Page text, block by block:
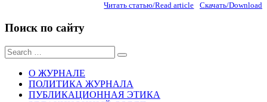
Читать статью/Read article Скачать/Download
Поиск по сайту
Sear
for:
О ЖУРНАЛЕ
ПОЛИТИКА ЖУРНАЛА
ПУБЛИКАЦИОННАЯ ЭТИКА